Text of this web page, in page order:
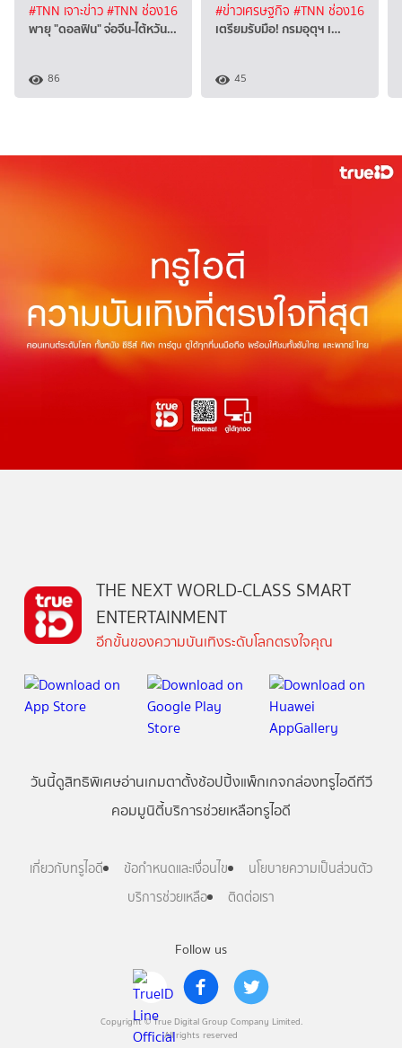
#TNN เจาะข่าว#TNN ช่อง16
พายุ "ดอลฟิน" จ่อจีน-ไต้หวัน…
86
#ข่าวเศรษฐกิจ #TNN ช่อง16
เตรียมรับมือ! กรมอุตุฯ เ…
45
Follow us
Copyright © True Digital Group Company Limited.
All rights reserved
THE NEXT WORLD-CLASS SMART
ENTERTAINMENT
อีกขั้นของความบันเทิงระดับโลกตรงใจคุณ
วันนี้ดูสิทธิพิเศษอ่านเกมตาตั้งช้อปปิ้งแพ็กเกจกล่องทรูไอดีทีวี
คอมมูนิตี้บริการช่วยเหลือทรูไอดี
เกี่ยวกับทรูไอดี ข้อกำหนดและเงื่อนไข
นโยบายความเป็นส่วนตัว
บริการช่วยเหลือ
ติดต่อเรา